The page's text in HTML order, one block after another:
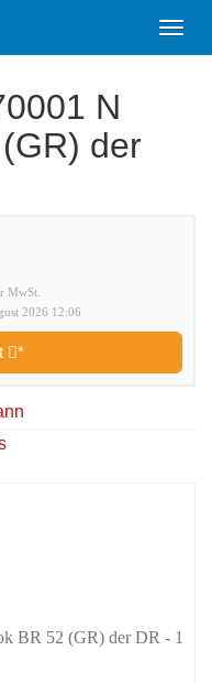
N
der
MwSt.
2026 12:06
*